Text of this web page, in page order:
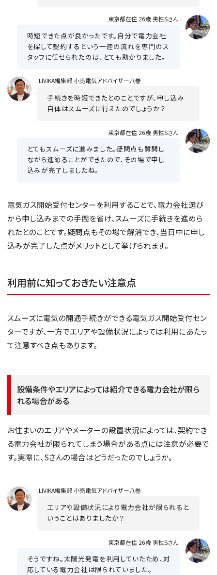
東京都在住 26歳 男性Sさん
時短できた点が良かったです。自分で電力会社
を探して契約するという一連の流れを専門のス
タッフに任せられたのは、とても助かりました。
LIVIKA編集部 小売電気アドバイザー八巻
手続きを時短できたとのことですが、申し込み
自体はスムーズに行えたのでしょうか？
東京都在住 26歳 男性Sさん
とてもスムーズに進みました。疑問点も質問し
ながら進めることができたので、その場で申し
込みが完了しましたね。
電気ガス開始受付センターを利用することで、電力会社選び
から申し込みまでの手間を省け、スムーズに手続きを進めら
れたとのことです。疑問点もその場で解消でき、当日中に申し
込みが完了した点がメリットとして挙げられます。
利用前に知っておきたい注意点
スムーズに電気の開通手続きができる電気ガス開始受付セン
ターですが、一方でエリアや設備状況によっては利用にあたっ
て注意すべき点もあります。
設備条件やエリアによっては紹介できる電力会社が限ら
れる場合がある
お住まいのエリアやメーターの設置状況によっては、契約でき
る電力会社が限られてしまう場合がある点には注意が必要で
す。実際に、Sさんの場合はどうだったのでしょうか。
LIVIKA編集部 小売電気アドバイザー八巻
エリアや設備状況により電力会社が限られると
いうことはありましたか？
東京都在住 26歳 男性Sさん
そうですね。太陽光発電を利用していたため、対
応している電力会社は限られていました。